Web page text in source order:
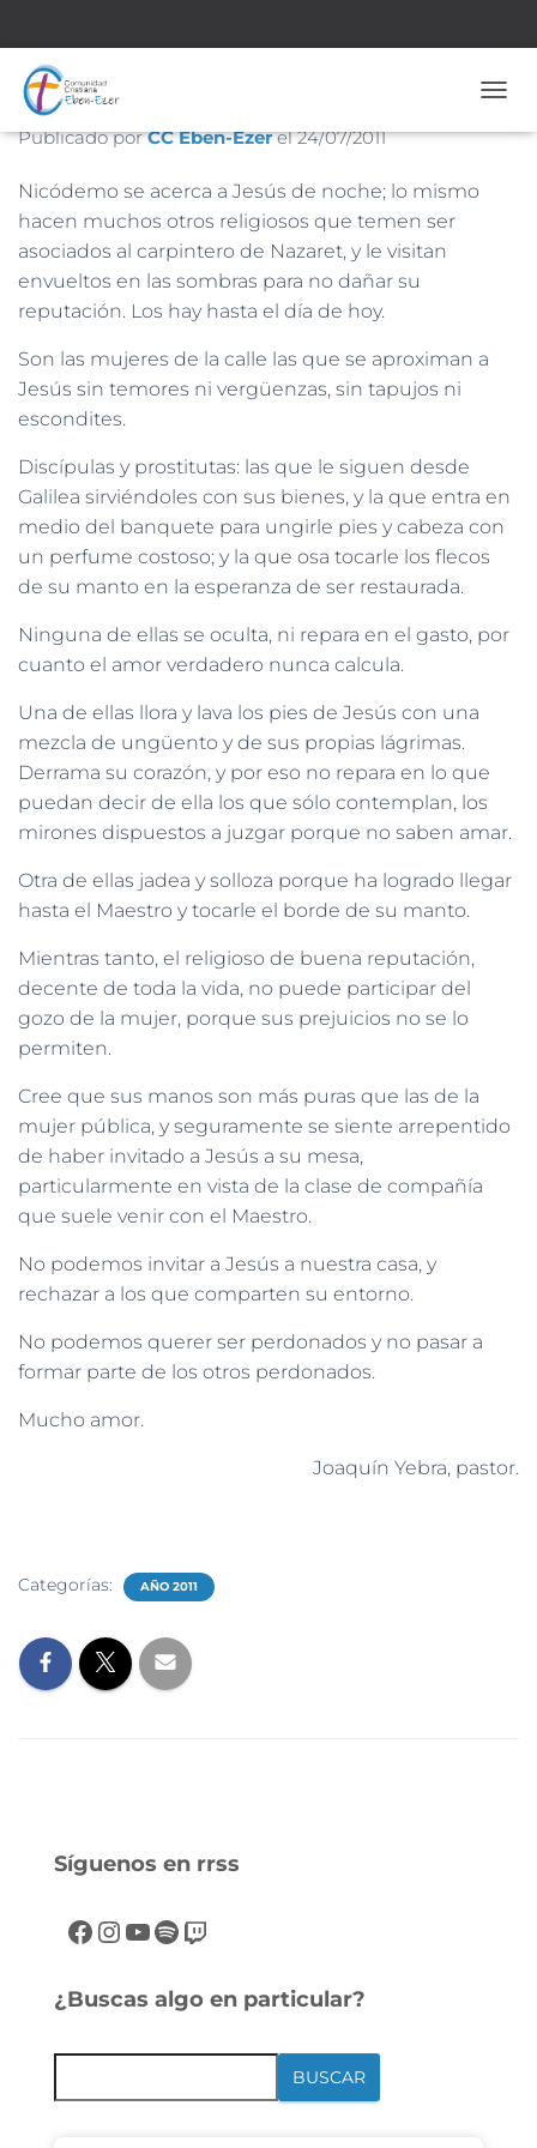
Nº 1415 – 24 de Julio de 2011
Publicado porCC Eben-Ezerel24/07/2011
Nicódemo se acerca a Jesús de noche; lo mismo
hacen muchos otros religiosos que temen ser
asociados al carpintero de Nazaret, y le visitan
envueltos en las sombras para no dañar su
reputación. Los hay hasta el día de hoy.
Son las mujeres de la calle las que se aproximan a
Jesús sin temores ni vergüenzas, sin tapujos ni
escondites.
Discípulas y prostitutas: las que le siguen desde
Galilea sirviéndoles con sus bienes, y la que entra en
medio del banquete para ungirle pies y cabeza con
un perfume costoso; y la que osa tocarle los flecos
de su manto en la esperanza de ser restaurada.
Ninguna de ellas se oculta, ni repara en el gasto, por
cuanto el amor verdadero nunca calcula.
Una de ellas llora y lava los pies de Jesús con una
mezcla de ungüento y de sus propias lágrimas.
Derrama su corazón, y por eso no repara en lo que
puedan decir de ella los que sólo contemplan, los
mirones dispuestos a juzgar porque no saben amar.
Otra de ellas jadea y solloza porque ha logrado llegar
hasta el Maestro y tocarle el borde de su manto.
Mientras tanto, el religioso de buena reputación,
decente de toda la vida, no puede participar del
gozo de la mujer, porque sus prejuicios no se lo
permiten.
Cree que sus manos son más puras que las de la
mujer pública, y seguramente se siente arrepentido
de haber invitado a Jesús a su mesa,
particularmente en vista de la clase de compañía
que suele venir con el Maestro.
No podemos invitar a Jesús a nuestra casa, y
rechazar a los que comparten su entorno.
No podemos querer ser perdonados y no pasar a
formar parte de los otros perdonados.
Mucho amor.
Joaquín Yebra, pastor.
Categorías: AÑO 2011
Síguenos en rrss
¿Buscas algo en particular?
BUSCAR